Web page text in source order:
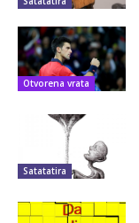
Otvorena vrata
Satatatira